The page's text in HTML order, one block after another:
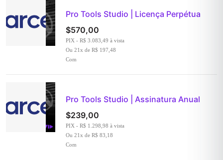
Pro Tools Studio | Licença Perpétua
$570,00
PIX - R$ 3.083,49 à vista
Ou 21x de R$ 197,48
Com
Pro Tools Studio | Assinatura Anual
$239,00
PIX - R$ 1.298,98 à vista
Ou 21x de R$ 83,18
Com